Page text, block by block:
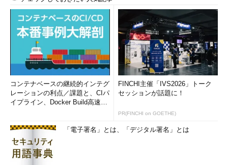
コンテナベースの継続的インテグ
レーションの利点／課題と、CIパ
イプライン、Docker Build高速化
FINCHI主催「IVS2026」トーク
セッションが話題に！
PR(FINCHI on GOETHE)
「電子署名」とは、「デジタル署名」とは